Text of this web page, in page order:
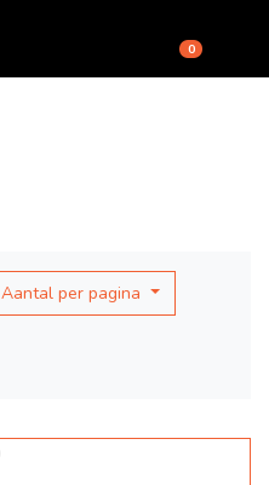
0
Aantal per pagina